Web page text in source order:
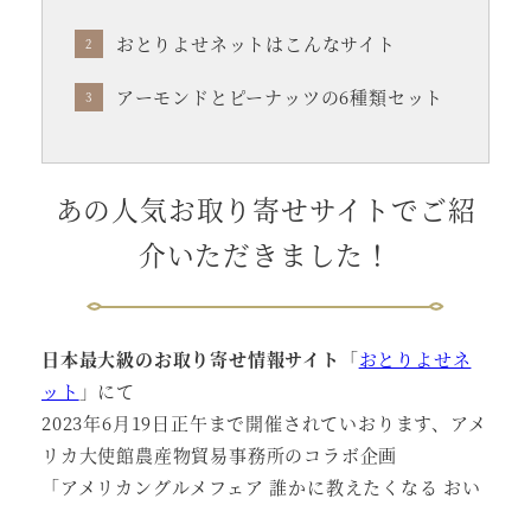
おとりよせネットはこんなサイト
アーモンドとピーナッツの6種類セット
あの人気お取り寄せサイトでご紹
介いただきました！
日本最大級のお取り寄せ情報サイト 「おとりよせネ
ット 」にて
2023年6月19日正午まで開催されていおります、アメ
リカ大使館農産物貿易事務所のコラボ企画
「アメリカングルメフェア 誰かに教えたくなる おい